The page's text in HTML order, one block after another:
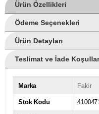
Ürün Özellikleri
Ödeme Seçenekleri
Ürün Detayları
Teslimat ve İade
Marka Fakir
Stok Kodu